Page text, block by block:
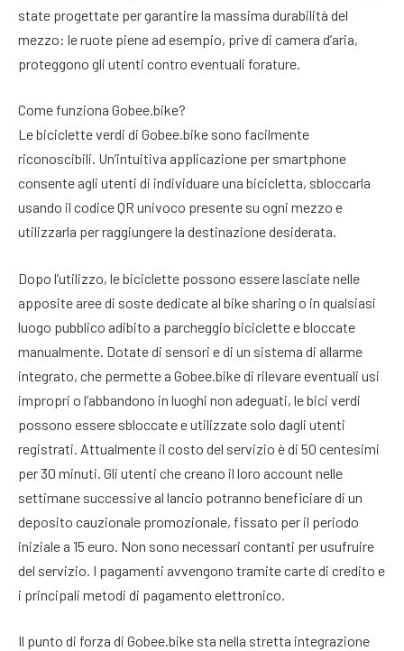
state progettate per garantire la massima durabilità del
mezzo: le ruote piene ad esempio, prive di camera d’aria,
proteggono gli utenti contro eventuali forature.
Come funziona Gobee.bike?
Le biciclette verdi di Gobee.bike sono facilmente
riconoscibili. Un’intuitiva applicazione per smartphone
consente agli utenti di individuare una bicicletta, sbloccarla
usando il codice QR univoco presente su ogni mezzo e
utilizzarla per raggiungere la destinazione desiderata.
Dopo l’utilizzo, le biciclette possono essere lasciate nelle
apposite aree di soste dedicate al bike sharing o in qualsiasi
luogo pubblico adibito a parcheggio biciclette e bloccate
manualmente. Dotate di sensori e di un sistema di allarme
integrato, che permette a Gobee.bike di rilevare eventuali usi
impropri o l’abbandono in luoghi non adeguati, le bici verdi
possono essere sbloccate e utilizzate solo dagli utenti
registrati. Attualmente il costo del servizio è di 50 centesimi
per 30 minuti. Gli utenti che creano il loro account nelle
settimane successive al lancio potranno beneficiare di un
deposito cauzionale promozionale, fissato per il periodo
iniziale a 15 euro. Non sono necessari contanti per usufruire
del servizio. I pagamenti avvengono tramite carte di credito e
i principali metodi di pagamento elettronico.
Il punto di forza di Gobee.bike sta nella stretta integrazione